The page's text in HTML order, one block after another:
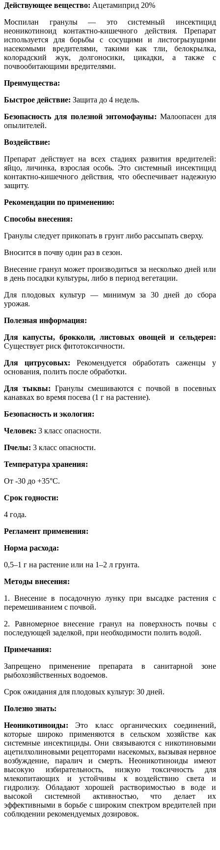
Действующее вещество: Ацетамиприд 20%
Моспилан гранулы — это системный инсектицид
неоникотиноид контактно-кишечного действия. Препарат
используется для борьбы с сосущими и листогрызущими
насекомыми вредителями, такими как тли, белокрылка,
колорадский жук, долгоносики, цикадки, а также с
почвообитающими вредителями.
Преимущества:
Быстрое действие: Защита до 4 недель.
Безопасность для полезной энтомофауны: Малоопасен для
опылителей.
Воздействие:
Препарат действует на всех стадиях развития вредителей:
яйцо, личинка, взрослая особь. Это системный инсектицид
контактно-кишечного действия, что обеспечивает надежную
защиту.
Рекомендации по применению:
Способы внесения:
Гранулы следует прикопать в грунт либо рассыпать сверху.
Вносится в почву один раз в сезон.
Внесение гранул может производиться за несколько дней или
в день посадки культуры, либо в период вегетации.
Для плодовых культур — минимум за 30 дней до сбора
урожая.
Полезная информация:
Для капусты, брокколи, листовых овощей и сельдерея:
Существует риск фитотоксичности.
Для цитрусовых: Рекомендуется обработать саженцы у
основания, полить после обработки.
Для тыквы: Гранулы смешиваются с почвой в посевных
канавках во время посева (1 г на растение).
Безопасность и экология:
Человек: 3 класс опасности.
Пчелы: 3 класс опасности.
Температура хранения:
От -30 до +35°C.
Срок годности:
4 года.
Регламент применения:
Норма расхода:
0,5–1 г на растение или на 1–2 л грунта.
Методы внесения:
1. Внесение в посадочную лунку при высадке растения с
перемешиванием с почвой.
2. Равномерное внесение гранул на поверхность почвы с
последующей заделкой, при необходимости полить водой.
Примечания:
Запрещено применение препарата в санитарной зоне
рыбохозяйственных водоемов.
Срок ожидания для плодовых культур: 30 дней.
Полезно знать:
Неоникотиноиды: Это класс органических соединений,
которые широко применяются в сельском хозяйстве как
системные инсектициды. Они связываются с никотиновыми
ацетилхолиновыми рецепторами насекомых, вызывая нервное
возбуждение, паралич и смерть. Неоникотиноиды имеют
высокую избирательность, низкую токсичность для
млекопитающих и устойчивы к воздействию света и
гидролизу. Обладают хорошей растворимостью в воде и
высокой системной активностью, что делает их
эффективными в борьбе с широким спектром вредителей при
соблюдении рекомендуемых дозировок.